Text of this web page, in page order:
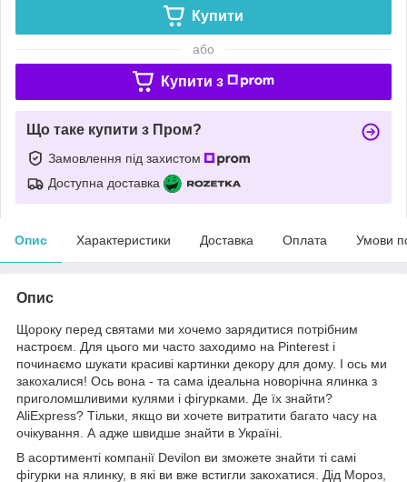
Купити
або
Купити з
Що таке купити з Пром?
Замовлення під захистом
Доступна доставка
Опис Характеристики Доставка Оплата Умови
Опис
Щороку перед святами ми хочемо зарядитися потрібним
настроєм. Для цього ми часто заходимо на Pinterest і
починаємо шукати красиві картинки декору для дому. І ось ми
закохалися! Ось вона - та сама ідеальна новорічна ялинка з
приголомшливими кулями і фігурками. Де їх знайти?
AliExpress? Тільки, якщо ви хочете витратити багато часу на
очікування. А адже швидше знайти в Україні.
В асортименті компанії Devilon ви зможете знайти ті самі
фігурки на ялинку, в які ви вже встигли закохатися. Дід Мороз,